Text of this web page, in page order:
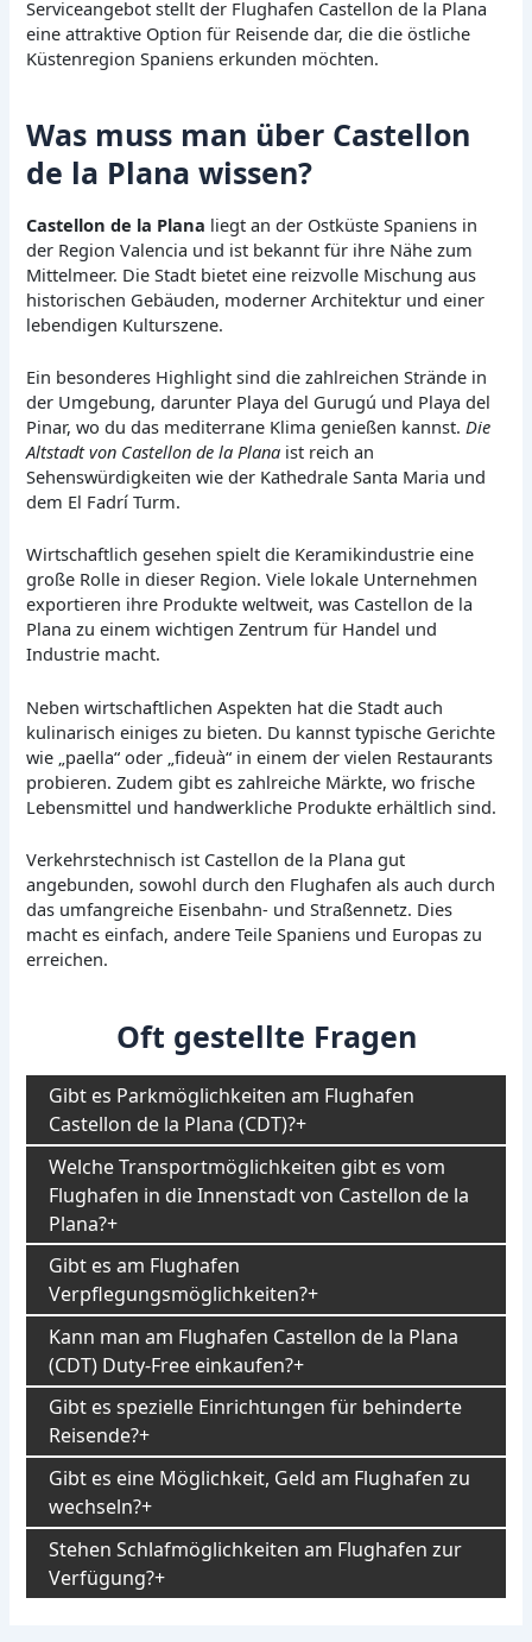
Serviceangebot stellt der Flughafen Castellon de la Plana
eine attraktive Option für Reisende dar, die die östliche
Küstenregion Spaniens erkunden möchten.
Was muss man über Castellon
de la Plana wissen?
Castellon de la Plana liegt an der Ostküste Spaniens in
der Region Valencia und ist bekannt für ihre Nähe zum
Mittelmeer. Die Stadt bietet eine reizvolle Mischung aus
historischen Gebäuden, moderner Architektur und einer
lebendigen Kulturszene.
Ein besonderes Highlight sind die zahlreichen Strände in
der Umgebung, darunter Playa del Gurugú und Playa del
Pinar, wo du das mediterrane Klima genießen kannst.Die
Altstadt von Castellon de la Plana ist reich an
Sehenswürdigkeiten wie der Kathedrale Santa Maria und
dem El Fadrí Turm.
Wirtschaftlich gesehen spielt die Keramikindustrie eine
große Rolle in dieser Region. Viele lokale Unternehmen
exportieren ihre Produkte weltweit, was Castellon de la
Plana zu einem wichtigen Zentrum für Handel und
Industrie macht.
Neben wirtschaftlichen Aspekten hat die Stadt auch
kulinarisch einiges zu bieten. Du kannst typische Gerichte
wie „paella“ oder „fideuà“ in einem der vielen Restaurants
probieren. Zudem gibt es zahlreiche Märkte, wo frische
Lebensmittel und handwerkliche Produkte erhältlich sind.
Verkehrstechnisch ist Castellon de la Plana gut
angebunden, sowohl durch den Flughafen als auch durch
das umfangreiche Eisenbahn- und Straßennetz. Dies
macht es einfach, andere Teile Spaniens und Europas zu
erreichen.
Oft gestellte Fragen
Gibt es Parkmöglichkeiten am Flughafen
Castellon de la Plana (CDT)?
Welche Transportmöglichkeiten gibt es vom
Flughafen in die Innenstadt von Castellon de la
Plana?
Gibt es am Flughafen
Verpflegungsmöglichkeiten?
Kann man am Flughafen Castellon de la Plana
(CDT) Duty-Free einkaufen?
Gibt es spezielle Einrichtungen für behinderte
Reisende?
Gibt es eine Möglichkeit, Geld am Flughafen zu
wechseln?
Stehen Schlafmöglichkeiten am Flughafen zur
Verfügung?